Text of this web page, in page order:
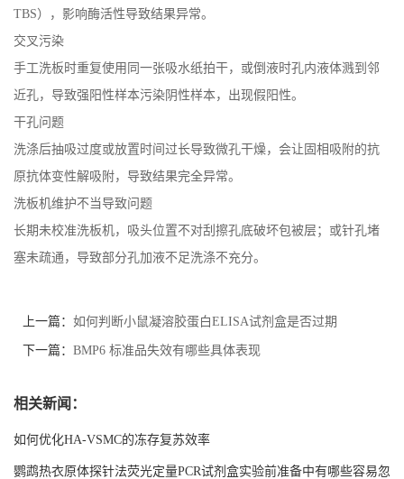
TBS），影响酶活性导致结果异常。
交叉污染
手工洗板时重复使用同一张吸水纸拍干，或倒液时孔内液体溅到邻
近孔，导致强阳性样本污染阴性样本，出现假阳性。
干孔问题
洗涤后抽吸过度或放置时间过长导致微孔干燥，会让固相吸附的抗
原抗体变性解吸附，导致结果完全异常。
洗板机维护不当导致问题
长期未校准洗板机，吸头位置不对刮擦孔底破坏包被层；或针孔堵
塞未疏通，导致部分孔加液不足洗涤不充分。
上一篇： 如何判断小鼠凝溶胶蛋白ELISA试剂盒是否过期
下一篇： BMP6 标准品失效有哪些具体表现
相关新闻：
如何优化HA-VSMC的冻存复苏效率
鹦鹉热衣原体探针法荧光定量PCR试剂盒实验前准备中有哪些容易忽